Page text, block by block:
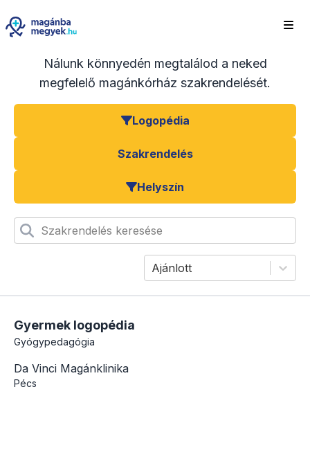
Nálunk könnyedén megtalálod a neked
megfelelő magánkórház szakrendelését.
Logopédia
Szakrendelés
Helyszín
Szakrendelés keresése
Ajánlott
Gyermek logopédia
Gyógypedagógia
Da Vinci Magánklinika
Pécs